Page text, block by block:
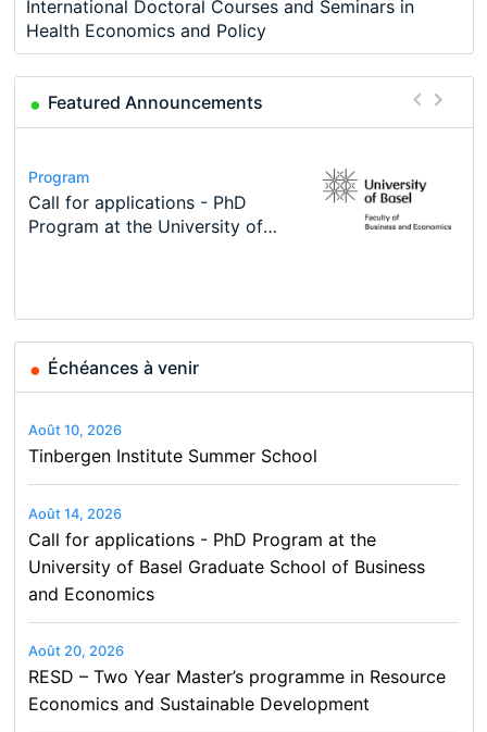
International Doctoral Courses and Seminars in
Health Economics and Policy
Featured Announcements
Conference
Modern Difference-in-Differences:
New Problems, New Solutions -…
Program
Call for applications - PhD
Program at the University of
Program
TEaM – Two year Master's
programme in Tourism Economics
Conference
48th RSEP International
Course
Oxford University Economics
Summer School
Job
Economic Analyst – Tax Modelling
Échéances à venir
Août 10, 2026
Tinbergen Institute Summer School
Août 14, 2026
Call for applications - PhD Program at the
University of Basel Graduate School of Business
and Economics
Août 20, 2026
RESD – Two Year Master’s programme in Resource
Economics and Sustainable Development